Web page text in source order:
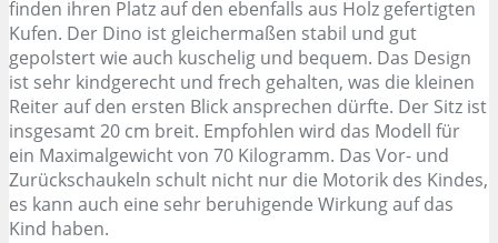
finden ihren Platz auf den ebenfalls aus Holz gefertigten
Kufen. Der Dino ist gleichermaßen stabil und gut
gepolstert wie auch kuschelig und bequem. Das Design
ist sehr kindgerecht und frech gehalten, was die kleinen
Reiter auf den ersten Blick ansprechen dürfte. Der Sitz ist
insgesamt 20 cm breit. Empfohlen wird das Modell für
ein Maximalgewicht von 70 Kilogramm. Das Vor- und
Zurückschaukeln schult nicht nur die Motorik des Kindes,
es kann auch eine sehr beruhigende Wirkung auf das
Kind haben.